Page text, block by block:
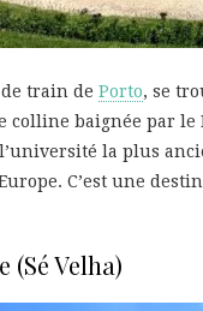
train de Porto, se
colline baignée par le
la plus
C’est une
(Sé Velha)